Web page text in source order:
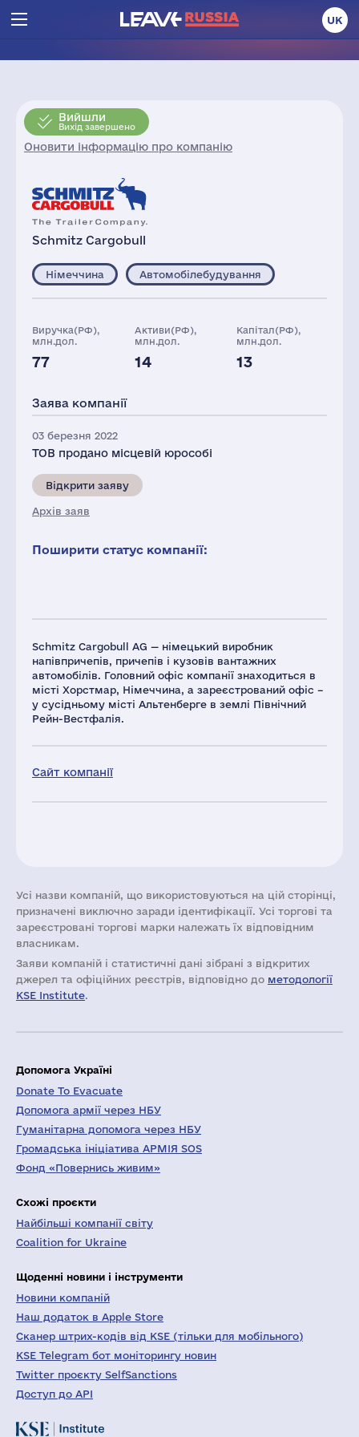
UK
Вийшли
Вихід завершено
Оновити інформацію про компанію
Schmitz Cargobull
Schmitz Cargobull AG — німецький виробник
напівпричепів, причепів і кузовів вантажних
автомобілів. Головний офіс компанії знаходиться в
місті Хорстмар, Німеччина, а зареєстрований офіс –
у сусідньому місті Альтенберге в землі Північний
Рейн-Вестфалія.
Сайт компанії
Німеччина Автомобілебудування
Виручка(РФ),
млн.дол.
77
Активи(РФ),
млн.дол.
14
Капітал(РФ),
млн.дол.
13
79
Заява компанії
03 березня 2022
ТОВ продано місцевій юрособі
Відкрити заяву
Архів заяв
Поширити статус компанії:
Усі назви компаній, що використовуються на цій сторінці,
призначені виключно заради ідентифікації. Усі торгові та
зареєстровані торгові марки належать їх відповідним
власникам.
Заяви компаній i статистичні дані зібрані з відкритих
джерел та офіційних реєстрів, відповідно до методології
KSE Institute.
Допомога Україні
Donate To Evacuate
Допомога армії через НБУ
Гуманітарна допомога через НБУ
Громадська ініціатива АРМІЯ SOS
Фонд «Повернись живим»
Схожі проєкти
Найбільші компанії світу
Coalition for Ukraine
Щоденні новини і інструменти
Новини компаній
Наш додаток в Apple Store
Сканер штрих-кодів від KSE (тільки для мобільного)
KSE Telegram бот моніторингу новин
Twitter проєкту SelfSanctions
Доступ до API